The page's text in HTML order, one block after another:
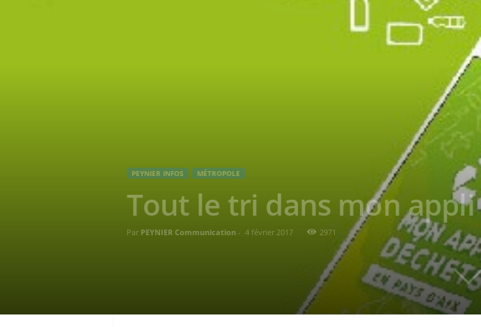
PEYNIER INFOS MÉTROPOLE
Tout le tri dans mon appli
Par PEYNIER Communication- 4 février 2017 2971